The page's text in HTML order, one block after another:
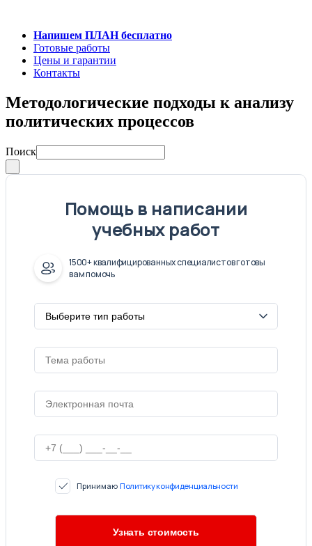
Напишем ПЛАН бесплатно
Готовые работы
Цены и гарантии
Контакты
Методологические подходы к анализу
политических процессов
Поиск
Помощь в написании
учебных работ
1500+ квалифицированных специалистов готовы
вам помочь
Принимаю Политику конфиденциальности